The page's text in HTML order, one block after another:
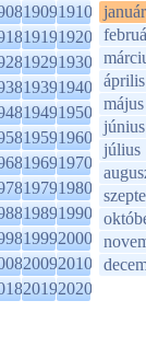
19091910
19191920
19291930
19391940
19491950
19591960
19691970
19791980
19891990
19992000
20092010
20192020
január
április
május
június
július